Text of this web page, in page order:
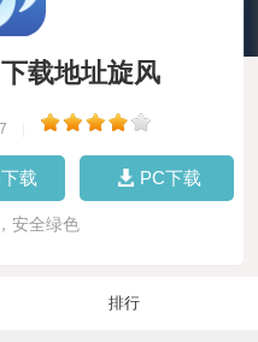
载地址旋风
载 PC下载
安全绿色
排行